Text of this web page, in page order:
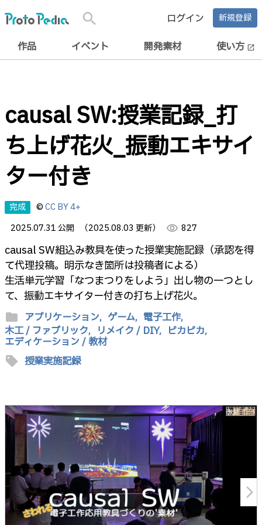
search ログイン 新規登録
作品 イベント 開発素材 使い方 open_in_new
causal SW:授業記録_打
ち上げ花火_振動エキサイ
ター付き
完成 ©CC BY 4+
2025.07.31 公開
（2025.08.03 更新） visibility 827
causal SW組込み教具を使った授業実施記録（承認を得
て代理投稿。明示なき箇所は投稿者による）
生活単元学習「なつまつりをしよう」出し物の一つとし
て、振動エキサイター付きの打ち上げ花火。
folder アプリケーション, ゲーム, 電子工作,
木工 / ファブリック, リメイク / DIY, ピカピカ,
エディケーション / 教材
sell 授業実施記録
arrow_forward_ios